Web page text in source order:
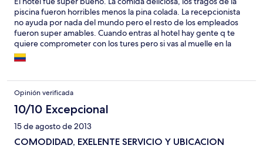
piscina fueron horribles menos la pina colada. La recepcionista
no ayuda por nada del mundo pero el resto de los empleados
fueron super amables. Cuando entras al hotel hay gente q te
quiere comprometer con los tures pero si vas al muelle en la
plaza de la coltura te puedes ir en los mismos tures y a mitad de
precio. Si van a rentar carro es mejor la mulita por q el carro de
Opinión verificada
10/10 Excepcional
15 de agosto de 2013
COMODIDAD, EXELENTE SERVICIO Y UBICACION